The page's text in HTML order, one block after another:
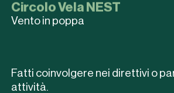
Circolo Vela NEST
Vento in poppa
Fatti coinvolgere nei direttivi o
attività.